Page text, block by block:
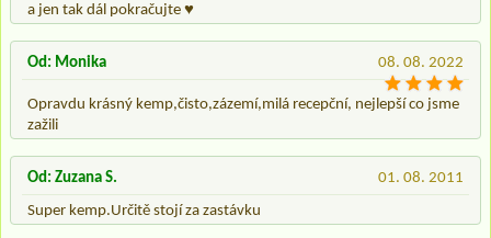
a jen tak dál pokračujte ♥️
08. 08. 2022
Od: Monika
Opravdu krásný kemp,čisto,zázemí,milá recepční, nejlepší co jsme
zažili
01. 08. 2011
Od: Zuzana S.
Super kemp.Určitě stojí za zastávku